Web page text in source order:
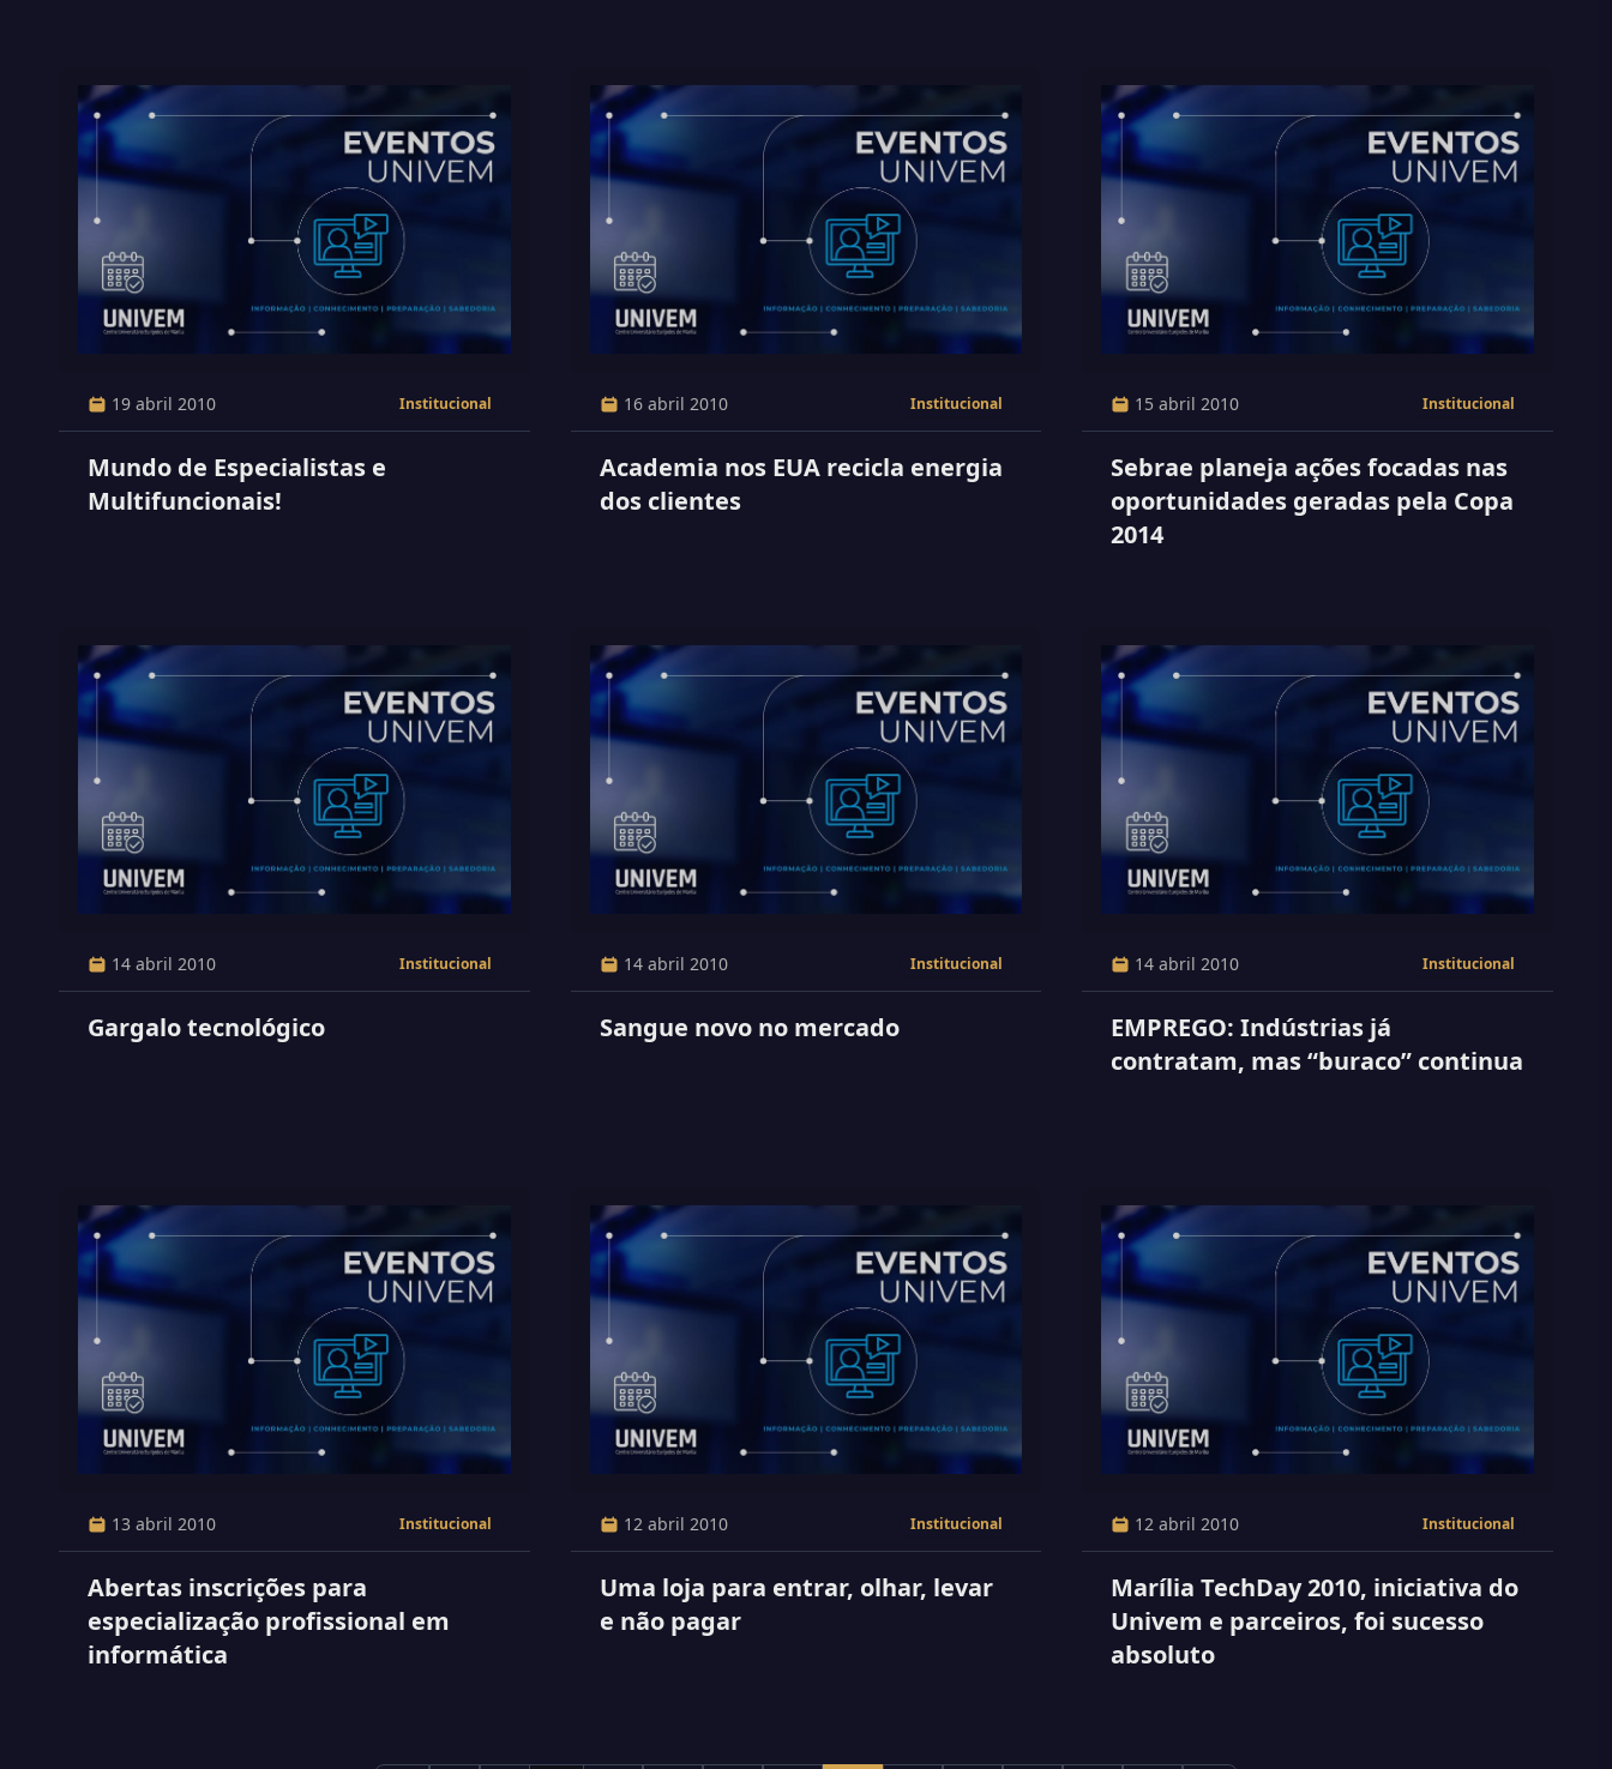
19 abril 2010 Institucional
Mundo de Especialistas e
Multifuncionais!
16 abril 2010 Institucional
Academia nos EUA recicla energia
dos clientes
15 abril 2010 Institucional
Sebrae planeja ações focadas nas
oportunidades geradas pela Copa
2014
14 abril 2010 Institucional
Gargalo tecnológico
14 abril 2010 Institucional
Sangue novo no mercado
14 abril 2010 Institucional
EMPREGO: Indústrias já
contratam, mas “buraco” continua
13 abril 2010 Institucional
Abertas inscrições para
especialização profissional em
informática
12 abril 2010 Institucional
Uma loja para entrar, olhar, levar
e não pagar
12 abril 2010 Institucional
Marília TechDay 2010, iniciativa do
Univem e parceiros, foi sucesso
absoluto